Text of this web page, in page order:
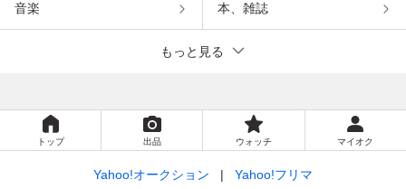
音楽 本、雑誌
もっと見る
トップ 出品 ウォッチ マイオク
Yahoo!オークション Yahoo!フリマ